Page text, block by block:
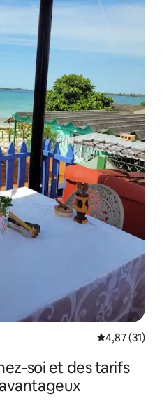
Évaluation
4,87 (31)
soi et des tarifs